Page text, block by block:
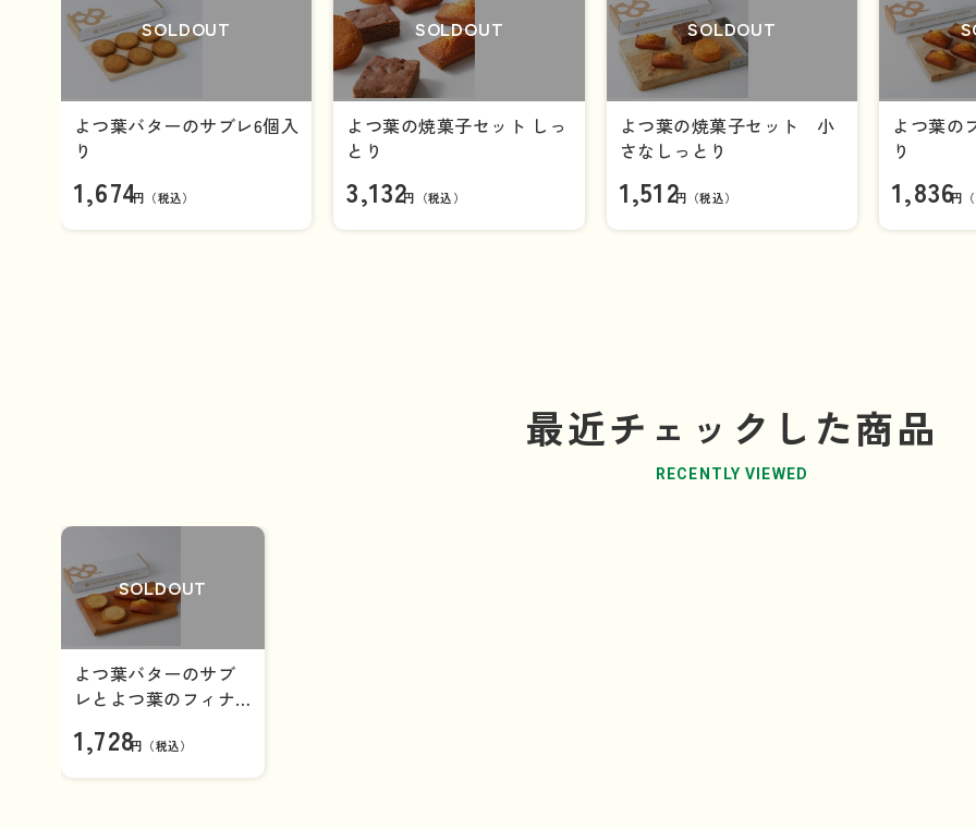
SOLDOUT
よつ葉バターのサブレ6個入
り
1,674円（税込）
SOLDOUT
よつ葉の焼菓子セット しっ
とり
3,132円（税込）
SOLDOUT
よつ葉の焼菓子セット 小
さなしっとり
1,512円（税込）
よつ葉の
り
1,836円（
最近チェックした商品
RECENTLY VIEWED
SOLDOUT
よつ葉バターのサブ
レとよつ葉のフィナ
1,728円（税込）